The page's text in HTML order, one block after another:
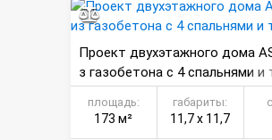
Проект двухэтажного дома
з газобетона с 4 спальнями и
й
площадь:
173 м²
габариты:
11,7 х 11,7